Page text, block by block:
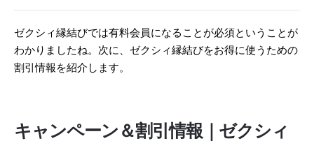
ゼクシィ縁結びでは有料会員になることが必須ということが
わかりましたね。次に、ゼクシィ縁結びをお得に使うための
割引情報を紹介します。
キャンペーン＆割引情報｜ゼクシィ